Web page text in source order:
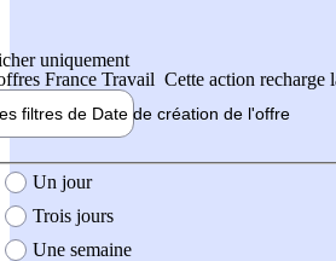
uniquement
France Travail Cette action recharge
filtres de Date de création de l'offre
création de l'offre
Un jour
Trois jours
Une semaine